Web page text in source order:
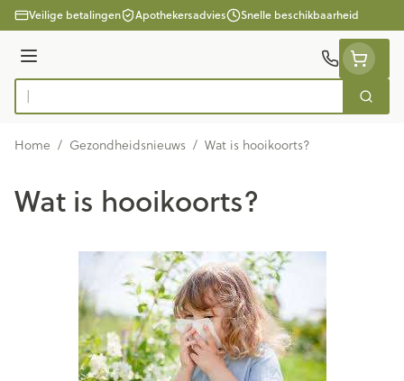
Ga naar de inhoud
Veilige betalingen Apothekersadvies Snelle beschikbaarheid
Menu
Product, merk, categorie...
Zoek
Home / Gezondheidsnieuws / Wat is hooikoorts?
Wat is hooikoorts?